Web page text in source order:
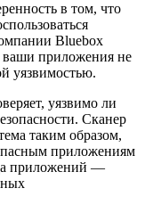
в том, что
Bluebox
ваши приложения не
уязвимостью.
уязвимо ли
Сканер
таким образом,
приложениям
приложений —